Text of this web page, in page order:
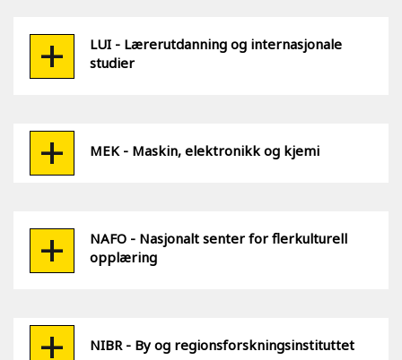
LUI - Lærerutdanning og internasjonale
studier
MEK - Maskin, elektronikk og kjemi
NAFO - Nasjonalt senter for flerkulturell
opplæring
NIBR - By og regionsforskningsinstituttet